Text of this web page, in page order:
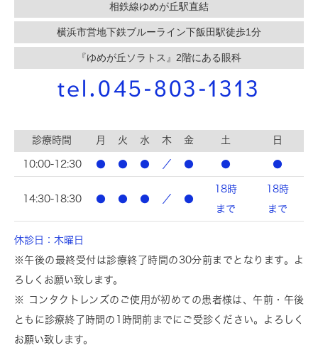
相鉄線ゆめが丘駅直結
横浜市営地下鉄ブルーライン下飯田駅徒歩1分
『ゆめが丘ソラトス』2階にある眼科
tel.045-803-1313
診療時間 月 火 水 木 金 土 日
10:00-12:30 ● ● ● ／ ● ● ●
14:30-18:30 ● ● ● ／ ●
18時
まで
18時
まで
休診日：木曜日
※午後の最終受付は診療終了時間の30分前までとなります。よ
ろしくお願い致します。
※ コンタクトレンズのご使用が初めての患者様は、午前・午後
ともに診療終了時間の1時間前までにご受診ください。よろしく
お願い致します。